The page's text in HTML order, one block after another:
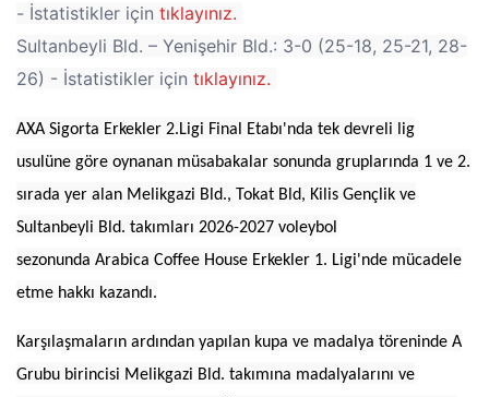
- İstatistikler için tıklayınız.
Sultanbeyli Bld. – Yenişehir Bld.: 3-0 (25-18, 25-21, 28-
26) - İstatistikler için tıklayınız.
AXA Sigorta Erkekler 2.Ligi Final Etabı'nda tek devreli lig
usulüne göre oynanan müsabakalar sonunda gruplarında 1 ve 2.
sırada yer alan Melikgazi Bld., Tokat Bld, Kilis Gençlik ve
Sultanbeyli Bld. takımları 2026-2027 voleybol
sezonunda Arabica Coffee House Erkekler 1. Ligi'nde mücadele
etme hakkı kazandı.
Karşılaşmaların ardından yapılan kupa ve madalya töreninde A
Grubu birincisi Melikgazi Bld. takımına madalyalarını ve